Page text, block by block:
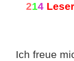
214 Leser
Ich freue